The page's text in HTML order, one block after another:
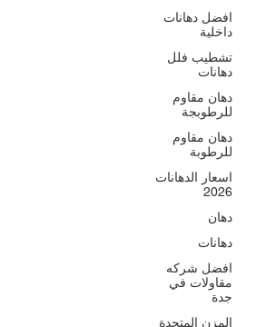
افضل دهانات
داخلية
تشطيب فلل
دهانات
دهان مقاوم
للرطوبجة
دهان مقاوم
للرطوبة
اسعار الدهانات
2026
دهان
دهانات
افضل شركه
مقاولات في
جدة
المزن المتحدة
شركة المزن المتحدة